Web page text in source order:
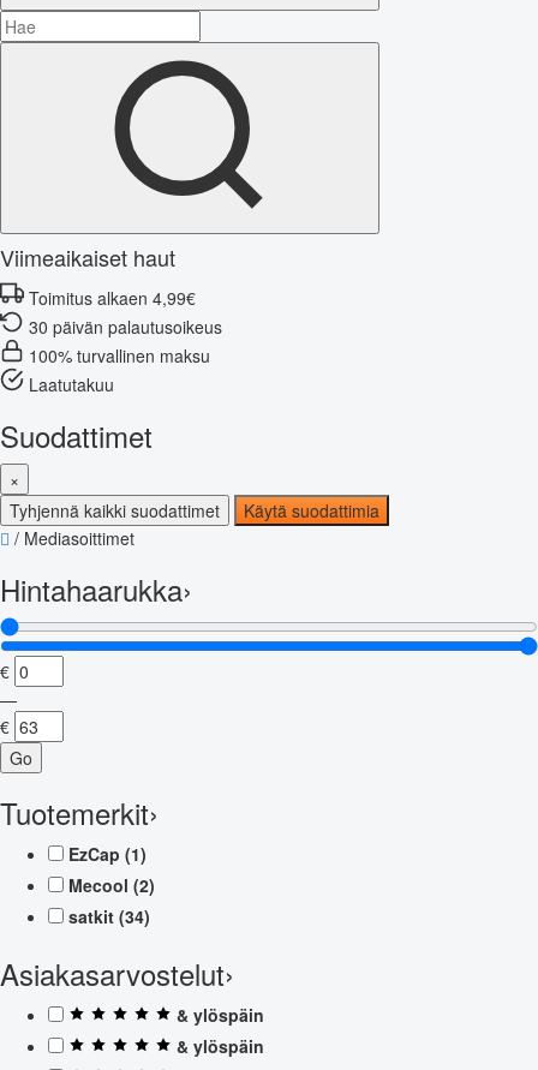
Viimeaikaiset haut
Toimitus alkaen 4,99€
30 päivän palautusoikeus
100% turvallinen maksu
Laatutakuu
Suodattimet
×
Tyhjennä kaikki suodattimet
Käytä suodattimia
/ Mediasoittimet
Hintahaarukka›
€
—
€
Go
Tuotemerkit›
EzCap (1)
Mecool (2)
satkit (34)
Asiakasarvostelut›
& ylöspäin
& ylöspäin